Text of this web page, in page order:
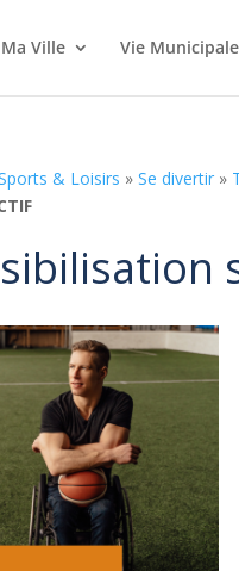
Ma Ville Vie Municipale
& Loisirs »Se divertir »